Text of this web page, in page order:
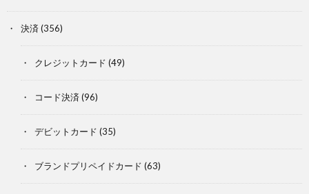
決済 (356)
クレジットカード (49)
コード決済 (96)
デビットカード (35)
ブランドプリペイドカード (63)